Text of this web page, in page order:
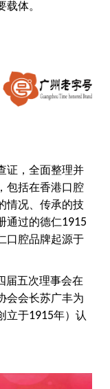
体。
证，全面整理并
包括在香港口腔
情况、传承的技
通过的德仁1915
口腔品牌起源于
届五次理事会在
会会长苏广丰为
立于1915年）认